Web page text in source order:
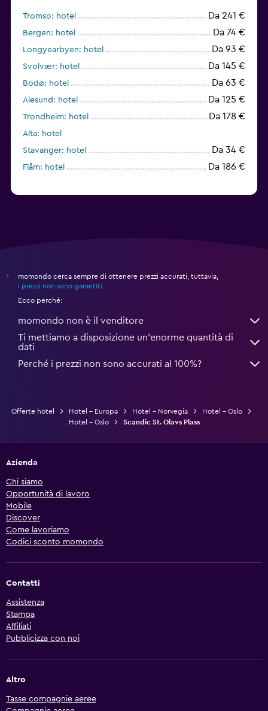
Tromso: hotel Da 241 €
Bergen: hotel Da 74 €
Longyearbyen: hotel Da 93 €
Svolvær: hotel Da 145 €
Bodø: hotel Da 63 €
Alesund: hotel Da 125 €
Trondheim: hotel Da 178 €
Alta: hotel
Stavanger: hotel
Da 34 €
Flåm: hotel Da 186 €
*
momondo cerca sempre di ottenere prezzi accurati, tuttavia,
i prezzi non sono garantiti
Ecco perché:
momondo non è il venditore
Ti mettiamo a disposizione un’enorme quantità di
dati
Perché i prezzi non sono accurati al 100%?
Offerte hotel Hotel - Europa Hotel - Norvegia
Hotel - Oslo
Hotel - Oslo
Scandic St. Olavs Plass
Azienda
Chi siamo
Opportunità di lavoro
Mobile
Discover
Come lavoriamo
Codici sconto momondo
Contatti
Assistenza
Stampa
Affiliati
Pubblicizza con noi
Altro
Tasse compagnie aeree